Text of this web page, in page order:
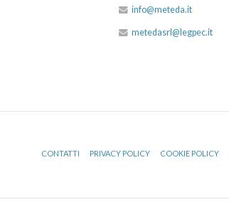
info@meteda.it
metedasrl@legpec.it
CONTATTI PRIVACY POLICY COOKIE POLICY